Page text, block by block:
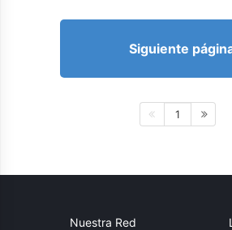
Siguiente
1
Nuestra Red